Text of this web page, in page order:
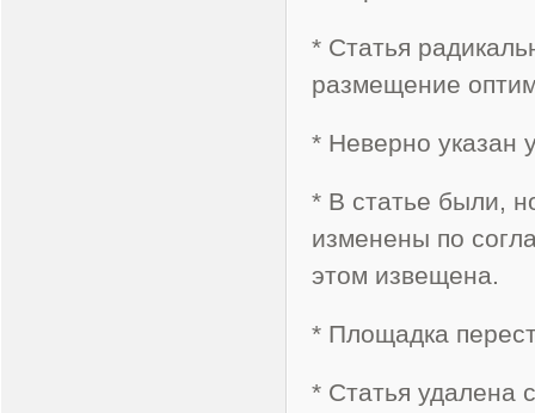
* Статья
размещение
* Неверно указан
* В статье были,
изменены по
этом извещена.
* Площадка
* Статья удалена